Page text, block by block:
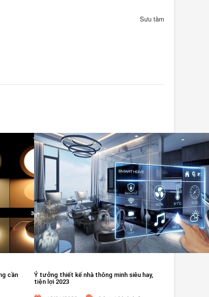
Sưu tầm
cần
Ý tưởng thiết kế nhà thông minh siêu hay,
tiện lợi 2023